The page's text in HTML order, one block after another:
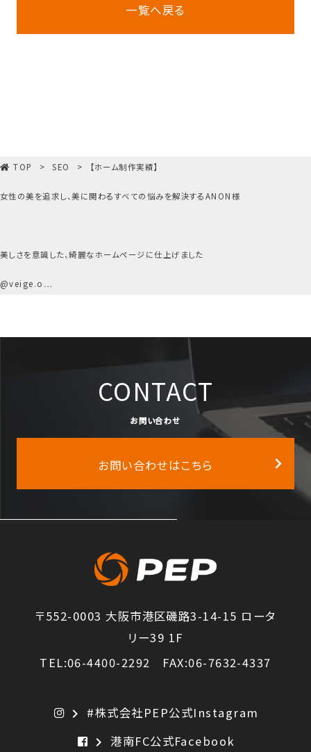
一覧へ戻る
TOP SEO 【ホーム制作実績】
女性の美を追求し、美に関わるすべての悩みを解決するANON様
美しさを意識した、綺麗なホームページに仕上げました
@veige.o…
CONTACT
お問い合わせ
お問い合わせはこちら
〒552-0003 大阪市港区磯路3-14-15 ロータ
リー39 1F
TEL:06-4400-2292 FAX:06-7632-4337
chevron_right #株式会社PEP公式Instagram
chevron_right 港南FC公式Facebook